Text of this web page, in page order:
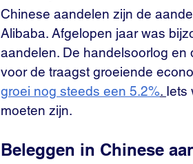
Chinese aandelen zijn de
Alibaba. Afgelopen jaar was
aandelen. De handelsoorlog
voor de traagst groeiende
groei nog steeds een 5.2%. Iets
moeten zijn.
Beleggen in Chinese